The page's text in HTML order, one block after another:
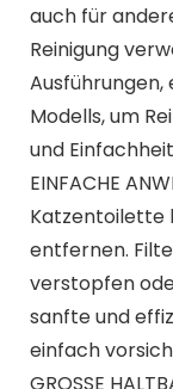
auch für
Reinigung
Modells, um
und
EINFACHE
Katzentoilette
entfernen.
verstopfen
sanfte und
einfach
GROSSE